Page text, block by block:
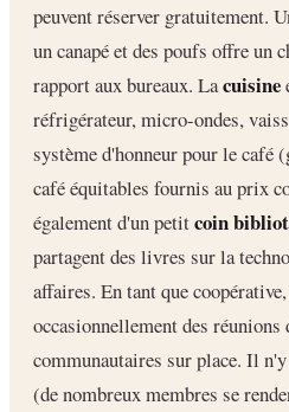
peuvent réserver gratuitement.
un canapé et des poufs offre un
rapport aux bureaux. Lacuisine
réfrigérateur, micro-ondes,
système d'honneur pour le café
café équitables fournis au prix
également d'un petitcoin
partagent des livres sur la
affaires. En tant que
occasionnellement des réunions
communautaires sur place. Il
(de nombreux membres se